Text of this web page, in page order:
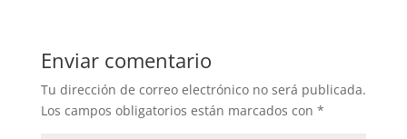
Enviar comentario
Tu dirección de correo electrónico no será publicada.
Los campos obligatorios están marcados con *